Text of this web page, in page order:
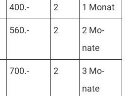
400.- 2 1 Mo­nat
560.- 2
2 Mo­
nate
700.- 2
3 Mo­
nate